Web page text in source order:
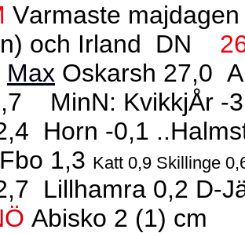
Varmaste
och Irland
DN
Max Oskarsh 27,0
MinN: KvikkjÅr -
Horn -0,1
1,3 Katt 0,9 Skillinge
Lillhamra 0,2 D-
Abisko 2 (1) cm